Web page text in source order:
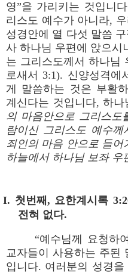
영”을 가리키는 것입니
리스도 예수가 아니라,
성경안에 열 다섯 말씀
사 하나님 우편에 앉으시
는 그리스도께서 하나님
로새서 3:1). 신양성격에
게 말씀하는 것은 부활
계신다는 것입니다, 하
의 마음안으로 그리스
람이신 그리스도 예수
죄인의 마음 안으로 들
하늘에서 하나님 보좌 우
I. 첫번째, 요한계시록
전혀 없다.
“예수님께 요청하
교자들이 사용하는 주된
입니다. 여러분의 성경